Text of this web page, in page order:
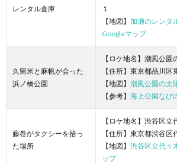
レンタル倉庫
１
【地図】 加瀬のレンタ
Googleマップ
久留米と麻帆が会った
浜ノ橋公園
【ロケ地名】潮風公園
【住所】東京都品川区
【地図】 潮風公園の太
【参考】 海上公園なび
藤巻がタクシーを拾っ
た場所
【ロケ地名】渋谷区
【住所】東京都渋谷区
【地図】 渋谷区立代々
ップ